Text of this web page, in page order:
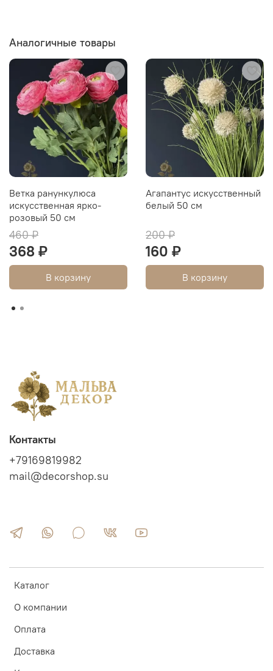
Аналогичные товары
Ветка ранункулюса
искусственная ярко-
розовый 50 см
460 ₽
368 ₽
В корзину
Агапантус искусственный
белый 50 см
200 ₽
160 ₽
В корзину
Каталог
О компании
Оплата
Доставка
Контакты
+79169819982
mail@decorshop.su